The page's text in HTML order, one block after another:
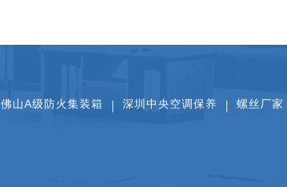
佛山A级防火集装箱 深圳中央空调保养 螺丝厂家